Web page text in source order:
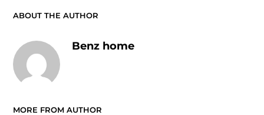
ABOUT THE AUTHOR
Benz home
MORE FROM AUTHOR